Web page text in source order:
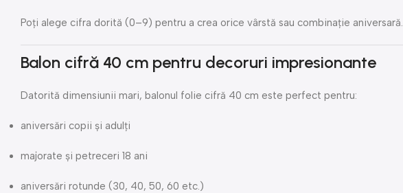
Poți alege cifra dorită (0–9) pentru a crea orice vârstă sau combinație aniversară.
Balon cifră 40 cm pentru decoruri impresionante
Datorită dimensiunii mari, balonul folie cifră 40 cm este perfect pentru:
aniversări copii și adulți
majorate și petreceri 18 ani
aniversări rotunde (30, 40, 50, 60 etc.)